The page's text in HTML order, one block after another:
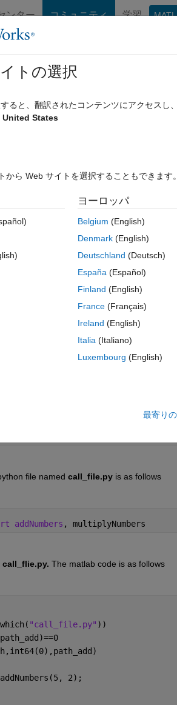
ンター コミュニティ 学習
閲覧 MATLAB に関する FAQ
from Matlab - error
possible."
from Matlab.
can call the other file. The content of the
b):
b):
b):
file named call_file.py is as follows
addNumbers , multiplyNumbers
call_flie.py. The matlab code is as follows
"call_file.py" ))
2);
トの選択
ると、翻訳されたコンテンツにアクセス
United States
から Web サイトを選択することもできます。
ヨーロッパ
Belgium (English)
Denmark (English)
Deutschland (Deutsch)
España (Español)
Finland (English)
France (Français)
Ireland (English)
Italia (Italiano)
Luxembourg (English)
最寄り